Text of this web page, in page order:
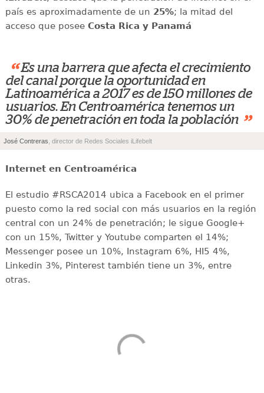
país es aproximadamente de un 25%; la mitad del
acceso que poseeCosta Rica y Panamá
“ Es una barrera que afecta el crecimiento
del canal porque la oportunidad en
Latinoamérica a 2017 es de 150 millones de
usuarios. En Centroamérica tenemos un
30% de penetración en toda la población ”
José Contreras , director de Redes Sociales iLifebelt
Internet en Centroamérica
El estudio #RSCA2014 ubica a Facebook en el primer
puesto como la red social con más usuarios en la región
central con un 24% de penetración; le sigue Google+
con un 15%, Twitter y Youtube comparten el 14%;
Messenger posee un 10%, Instagram 6%, HI5 4%,
Linkedin 3%, Pinterest también tiene un 3%, entre
otras.